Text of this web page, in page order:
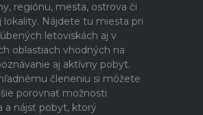
regiónu, mesta, ostrova či
lokality. Nájdete tu miesta pri
letoviskách aj v
oblastiach vhodných na
aj aktívny pobyt.
členeniu si môžete
porovnať možnosti
a nájsť pobyt, ktorý